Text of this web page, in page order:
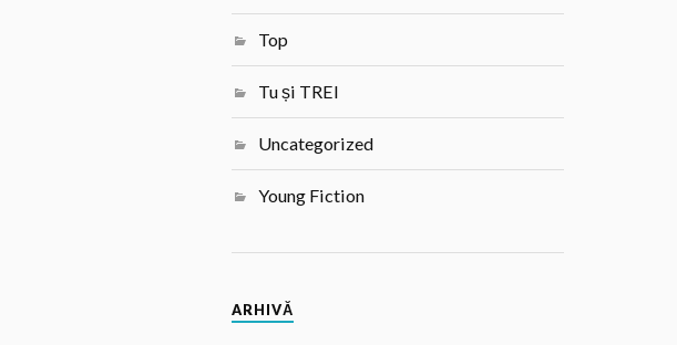
Top
Tu și TREI
Uncategorized
Young Fiction
ARHIVĂ